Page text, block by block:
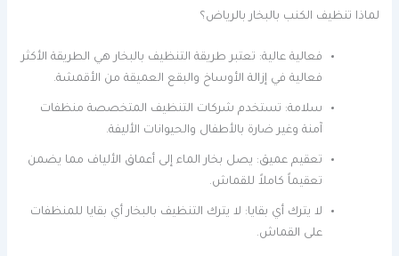
لماذا تنظيف الكنب بالبخار بالرياض؟
فعالية عالية: تعتبر طريقة التنظيف بالبخار هي الطريقة الأكثر
فعالية في إزالة الأوساخ والبقع العميقة من الأقمشة.
سلامة: تستخدم شركات التنظيف المتخصصة منظفات
آمنة وغير ضارة بالأطفال والحيوانات الأليفة.
تعقيم عميق: يصل بخار الماء إلى أعماق الألياف مما يضمن
تعقيماً كاملاً للقماش.
لا يترك أي بقايا: لا يترك التنظيف بالبخار أي بقايا للمنظفات
على القماش.